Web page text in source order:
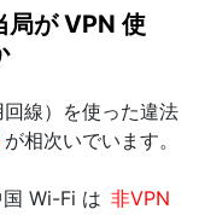
局が VPN 使
線）を使った違法
が相次いでいます。
Wi-Fi は 非VPN